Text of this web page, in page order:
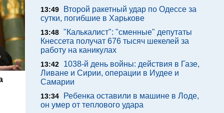
13:49
Второй ракетный удар по Одессе за
сутки, погибшие в Харькове
13:48 "Калькалист": "сменные" депутаты
Кнессета получат 676 тысяч шекелей за
работу на каникулах
13:42
1038-й день войны: действия в Газе,
Ливане и Сирии, операции в Иудее и
Самарии
13:34
Ребенка оставили в машине в Лоде,
он умер от теплового удара